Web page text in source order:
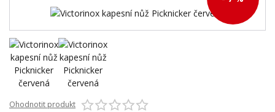
Ohodnotit produkt